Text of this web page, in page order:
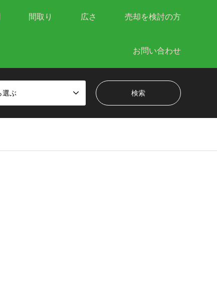
間取り 広さ 売却を検討の方
お問い合わせ
選ぶ